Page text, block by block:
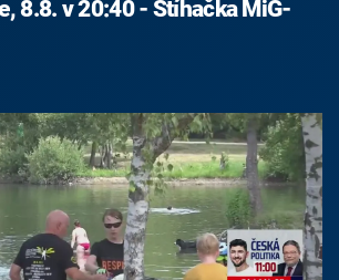
8.8. v 20:40 - Stíhačka MiG-